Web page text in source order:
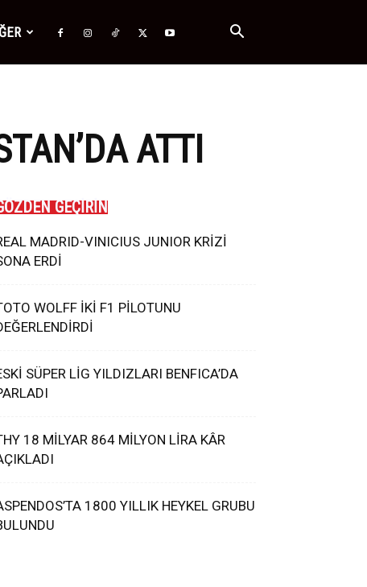
ATTI
GEÇİRİN
MADRID-VINICIUS JUNIOR KRİZİ
ERDİ
WOLFF İKİ F1 PİLOTUNU
SÜPER LİG YILDIZLARI BENFICA’DA
18 MİLYAR 864 MİLYON LİRA KÂR
1800 YILLIK HEYKEL GRUBU